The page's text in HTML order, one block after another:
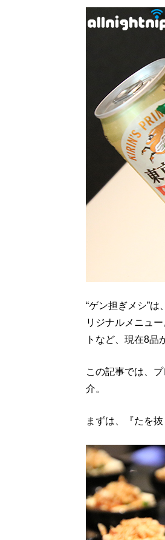
“ゲン担ぎメシ”
リジナルメニュ
トなど、現在8品
この記事では、
介。
まずは、『たを